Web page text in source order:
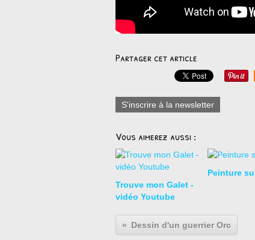
Partager cet article
S'inscrire à la newsletter
Vous aimerez aussi :
Trouve mon Galet -
vidéo Youtube
Peinture
Dessin d'un guerrier Orc